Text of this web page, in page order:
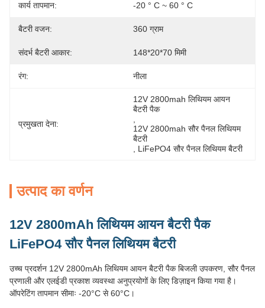
कार्य तापमान: -20 ° C ~ 60 ° C
बैटरी वजन: 360 ग्राम
संदर्भ बैटरी आकार: 148*20*70 मिमी
रंग: नीला
प्रमुखता देना:
12V 2800mah लिथियम आयन
बैटरी पैक
12V 2800mah सौर पैनल लिथियम
बैटरी
LiFePO4 सौर पैनल लिथियम बैटरी
उत्पाद का वर्णन
12V 2800mAh लिथियम आयन बैटरी पैक
LiFePO4 सौर पैनल लिथियम बैटरी
उच्च प्रदर्शन 12V 2800mAh लिथियम आयन बैटरी पैक बिजली उपकरण, सौर पैनल
प्रणाली और एलईडी प्रकाश व्यवस्था अनुप्रयोगों के लिए डिज़ाइन किया गया है।
ऑपरेटिंग तापमान सीमाः -20°C से 60°C।